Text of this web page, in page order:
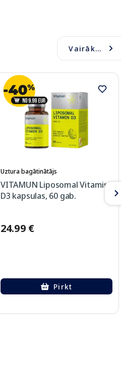
Vairāk...
Uztura bagātinātājs
VITAMUN Liposomal Vitamin
D3 kapsulas, 60 gab.
24.99 €
Pirkt